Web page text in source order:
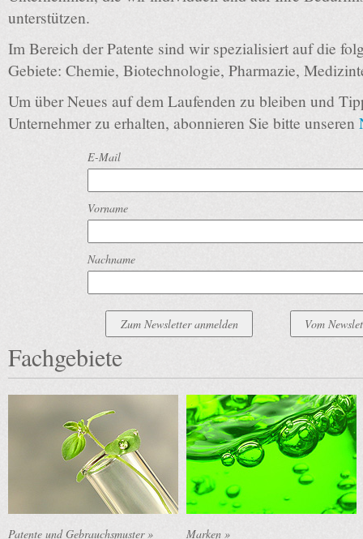
unterstützen.
Im Bereich der Patente sind wir spezialisiert auf die
Gebiete: Chemie, Biotechnologie, Pharmazie,
Um über Neues auf dem Laufenden zu bleiben und
Unternehmer zu erhalten, abonnieren Sie bitte unseren
E-Mail
Vorname
Nachname
Fachgebiete
Patente und Gebrauchsmuster » Marken »